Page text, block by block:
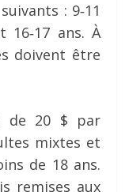
: 9‐11
16‐17 ans. À
doivent être
de 20 $ par
mixtes et
de 18 ans.
remises aux